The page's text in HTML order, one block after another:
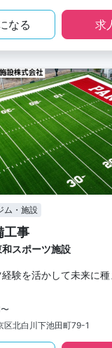
なる 求
ム・施設
工事
和スポーツ施設
験を活かして未来に
区北白川下池田町79-1